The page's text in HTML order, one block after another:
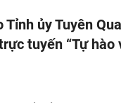
Tỉnh ủy Tuyên
tuyến “Tự hào